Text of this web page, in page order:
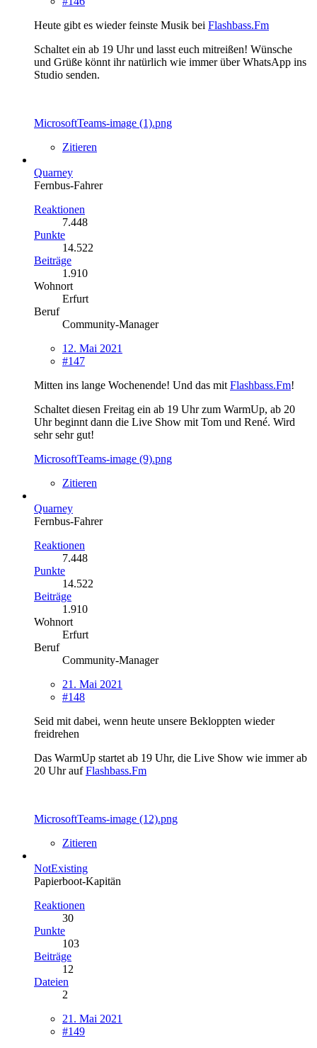
Heute gibt es wieder feinste Musik bei Flashbass.Fm
Schaltet ein ab 19 Uhr und lasst euch mitreißen! Wünsche
und Grüße könnt ihr natürlich wie immer über WhatsApp ins
Studio senden.
MicrosoftTeams-image (1).png
Zitieren
Quarney
Fernbus-Fahrer
Reaktionen
7.448
Punkte
14.522
Beiträge
1.910
Wohnort
Erfurt
Beruf
Community-Manager
12. Mai 2021
#147
Mitten ins lange Wochenende! Und das mit Flashbass.Fm!
Schaltet diesen Freitag ein ab 19 Uhr zum WarmUp, ab 20
Uhr beginnt dann die Live Show mit Tom und René. Wird
sehr sehr gut!
MicrosoftTeams-image (9).png
Zitieren
Quarney
Fernbus-Fahrer
Reaktionen
7.448
Punkte
14.522
Beiträge
1.910
Wohnort
Erfurt
Beruf
Community-Manager
21. Mai 2021
#148
Seid mit dabei, wenn heute unsere Bekloppten wieder
freidrehen
Das WarmUp startet ab 19 Uhr, die Live Show wie immer ab
20 Uhr aufFlashbass.Fm
MicrosoftTeams-image (12).png
Zitieren
NotExisting
Papierboot-Kapitän
Reaktionen
30
Punkte
103
Beiträge
12
Dateien
2
21. Mai 2021
#149